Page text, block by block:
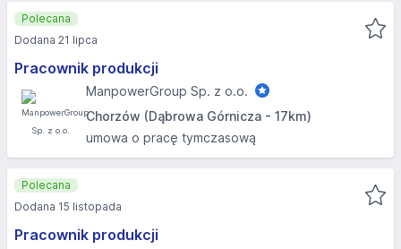
Pracownik produkcji
ManpowerGroup Sp. z o.o.
Chorzów (Dąbrowa Górnicza - 17km)
umowa o pracę tymczasową
Polecana
Dodana 21 lipca
Pracownik produkcji
Polecana
Dodana 15 listopada